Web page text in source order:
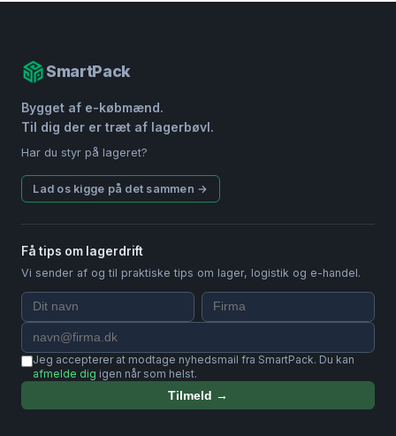
SmartPack
Bygget af e-købmænd.
Til dig der er træt af lagerbøvl.
Har du styr på lageret?
Lad os kigge på det sammen →
Få tips om lagerdrift
Vi sender af og til praktiske tips om lager, logistik og e-handel.
Jeg accepterer at modtage nyhedsmail fra SmartPack. Du kan
afmelde dig igen når som helst.
Tilmeld →